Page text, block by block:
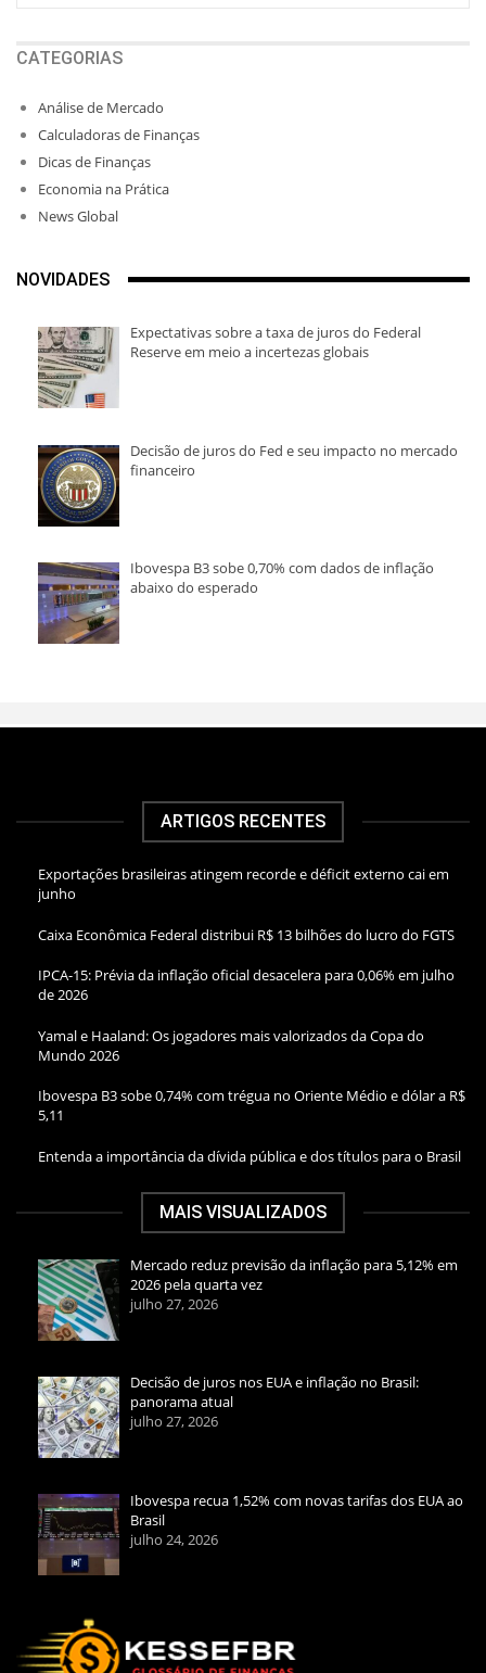
CATEGORIAS
Análise de Mercado
Calculadoras de Finanças
Dicas de Finanças
Economia na Prática
News Global
NOVIDADES
Expectativas sobre a taxa de juros do Federal
Reserve em meio a incertezas globais
Decisão de juros do Fed e seu impacto no mercado
financeiro
Ibovespa B3 sobe 0,70% com dados de inflação
abaixo do esperado
ARTIGOS RECENTES
Exportações brasileiras atingem recorde e déficit externo cai em
junho
Caixa Econômica Federal distribui R$ 13 bilhões do lucro do FGTS
IPCA-15: Prévia da inflação oficial desacelera para 0,06% em julho
de 2026
Yamal e Haaland: Os jogadores mais valorizados da Copa do
Mundo 2026
Ibovespa B3 sobe 0,74% com trégua no Oriente Médio e dólar a R$
5,11
Entenda a importância da dívida pública e dos títulos para o Brasil
MAIS VISUALIZADOS
Mercado reduz previsão da inflação para 5,12% em
2026 pela quarta vez
julho 27, 2026
Decisão de juros nos EUA e inflação no Brasil:
panorama atual
julho 27, 2026
Ibovespa recua 1,52% com novas tarifas dos EUA ao
Brasil
julho 24, 2026